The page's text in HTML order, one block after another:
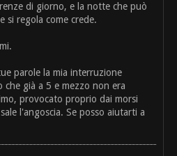
di giorno, e la notte che può
si regola come crede.
parole la mia interruzione
già a 5 e mezzo non era
provocato proprio dai morsi
l'angoscia. Se posso aiutarti a